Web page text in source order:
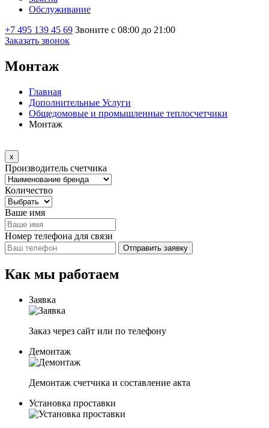
Обслуживание
+7 495 139 45 69 Звоните с 08:00 до 21:00
Заказать звонок
Монтаж
Главная
Дополнительные Услуги
Общедомовые и промышленные теплосчетчики
Монтаж
x
Производитель счетчика
Количество
Ваше имя
Номер телефона для связи
Отправить заявку
Как мы работаем
Заявка
Заказ через сайт или по телефону
Демонтаж
Демонтаж счетчика и составление акта
Установка проставки